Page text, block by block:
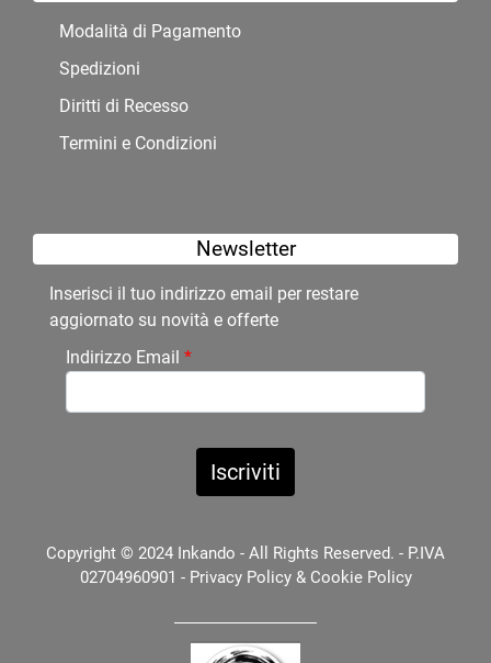
Modalità di Pagamento
Spedizioni
Diritti di Recesso
Termini e Condizioni
Newsletter
Inserisci il tuo indirizzo email per restare
aggiornato su novità e offerte
Indirizzo Email *
Copyright © 2024 Inkando - All Rights Reserved. - P.IVA
02704960901 - Privacy Policy& Cookie Policy